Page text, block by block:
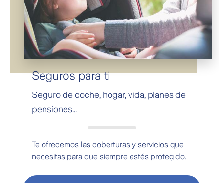
Seguros para ti
Seguro de coche, hogar, vida, planes de
pensiones...
Te ofrecemos las coberturas y servicios que
necesitas para que siempre estés protegido.